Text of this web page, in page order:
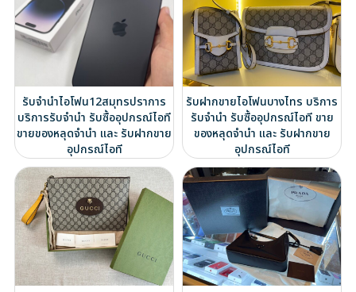
รับจำนำไอโฟน12สมุทรปราการ
บริการรับจำนำ รับซื้ออุปกรณ์ไอที
ขายของหลุดจำนำ และ รับฝากขาย
อุปกรณ์ไอที
รับฝากขายไอโฟนบางไทร บริการ
รับจำนำ รับซื้ออุปกรณ์ไอที ขาย
ของหลุดจำนำ และ รับฝากขาย
อุปกรณ์ไอที